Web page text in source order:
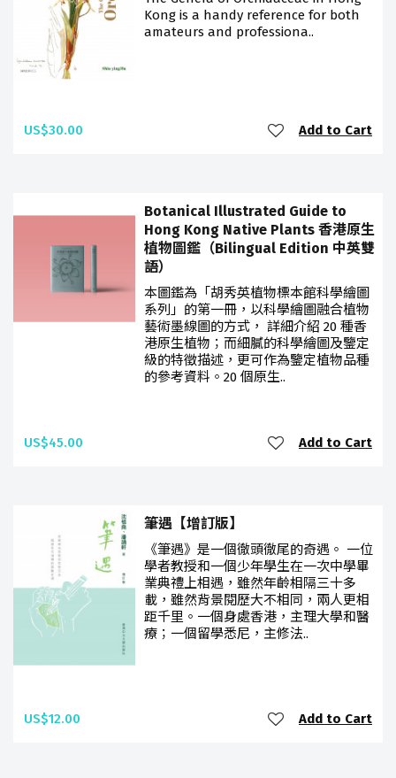
Kong is a handy reference for both
amateurs and professiona..
US$30.00 Add to Cart
Botanical Illustrated Guide to
Hong Kong Native Plants 香港原生
植物圖鑑（Bilingual Edition 中英雙
語）
本圖鑑為「胡秀英植物標本館科學繪圖
系列」的第一冊，以科學繪圖融合植物
藝術墨線圖的方式， 詳細介紹 20 種香
港原生植物；而細膩的科學繪圖及鑒定
級的特徵描述，更可作為鑒定植物品種
的參考資料。20 個原生..
US$45.00 Add to Cart
筆遇【增訂版】
《筆遇》是一個徹頭徹尾的奇遇。 一位
學者教授和一個少年學生在一次中學畢
業典禮上相遇，雖然年齡相隔三十多
載，雖然背景閱歷大不相同，兩人更相
距千里。一個身處香港，主理大學和醫
療；一個留學悉尼，主修法..
US$12.00 Add to Cart